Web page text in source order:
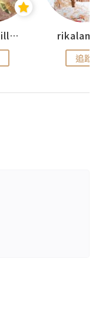
思思賢 ChillMyBabe
追蹤